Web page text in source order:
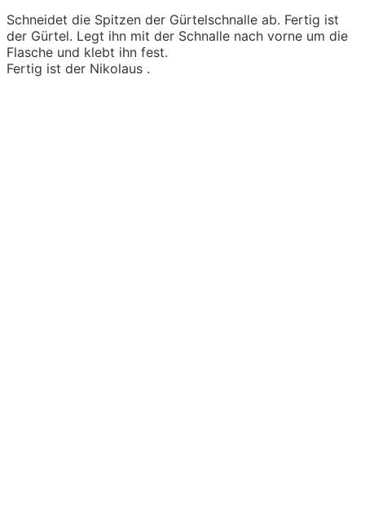
Schneidet die Spitzen der Gürtelschnalle ab. Fertig ist
der Gürtel. Legt ihn mit der Schnalle nach vorne um die
Flasche und klebt ihn fest.
Fertig ist der Nikolaus .